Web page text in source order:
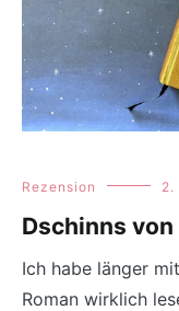
Rezension 2.
Dschinns
Ich habe länger
Roman wirklich